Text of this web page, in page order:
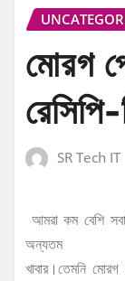
মোরগ
SR Tech IT
আমরা কম বেশি
অন্যতম
খাবার।তেমনি